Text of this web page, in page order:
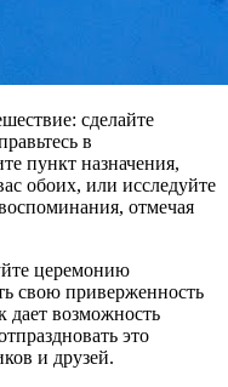
сделайте
в
пункт назначения,
обоих, или исследуйте
отмечая
церемонию
свою приверженность
дает возможность
это
и друзей.